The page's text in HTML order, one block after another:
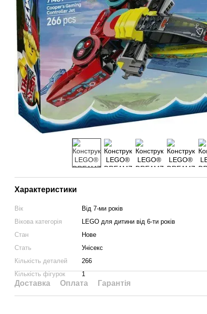
Характеристики
Вік
Від 7-ми років
Вікова категорія
LEGO для дитини від 6-ти років
Стан
Нове
Стать
Унісекс
Кількість деталей
266
Кількість фігурок
1
Доставка Оплата Гарантія